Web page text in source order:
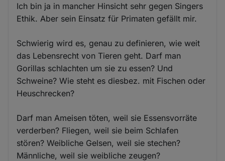
Ich bin ja in mancher Hinsicht sehr gegen Singers
Ethik. Aber sein Einsatz für Primaten gefällt mir.
Schwierig wird es, genau zu definieren, wie weit
das Lebensrecht von Tieren geht. Darf man
Gorillas schlachten um sie zu essen? Und
Schweine? Wie steht es diesbez. mit Fischen oder
Heuschrecken?
Darf man Ameisen töten, weil sie Essensvorräte
verderben? Fliegen, weil sie beim Schlafen
stören? Weibliche Gelsen, weil sie stechen?
Männliche, weil sie weibliche zeugen?